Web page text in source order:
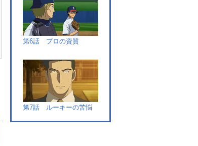
第6話 プロの資質
第7話 ルーキーの苦悩